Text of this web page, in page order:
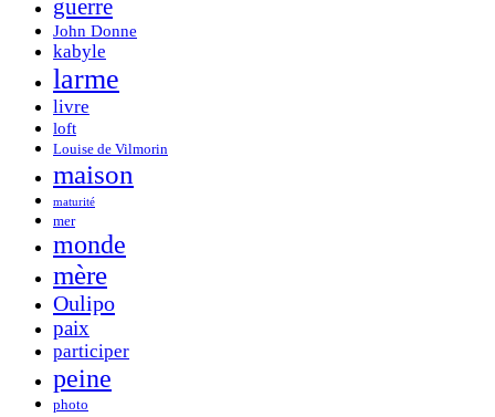
guerre
John Donne
kabyle
larme
livre
loft
Louise de Vilmorin
maison
maturité
mer
monde
mère
Oulipo
paix
participer
peine
photo